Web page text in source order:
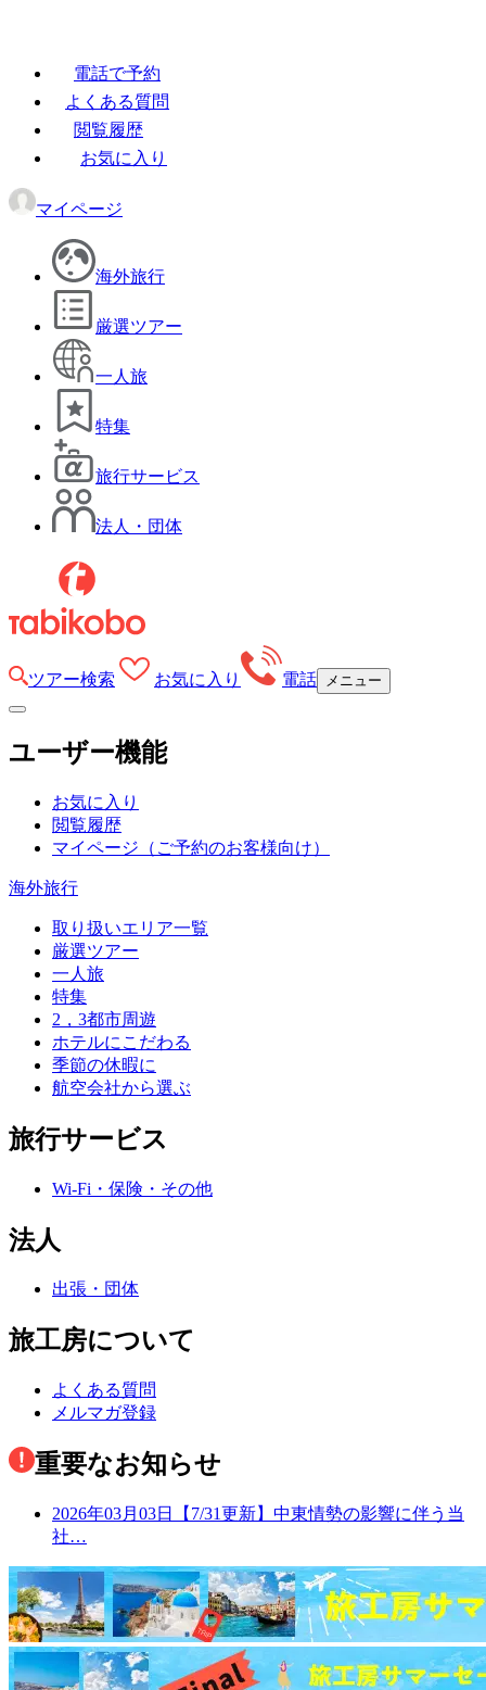
電話で予約
よくある質問
閲覧履歴
お気に入り
マイページ
海外旅行
厳選ツアー
一人旅
特集
旅行サービス
法人・団体
ツアー検索 お気に入り 電話 メニュー
ユーザー機能
お気に入り
閲覧履歴
マイページ （ご予約のお客様向け）
海外旅行
取り扱いエリア一覧
厳選ツアー
一人旅
特集
2，3都市周遊
ホテルにこだわる
季節の休暇に
航空会社から選ぶ
旅行サービス
Wi-Fi・保険・その他
法人
出張・団体
旅工房について
よくある質問
メルマガ登録
重要なお知らせ
2026年03月03日
【7/31更新】中東情勢の影響に伴う当
社…